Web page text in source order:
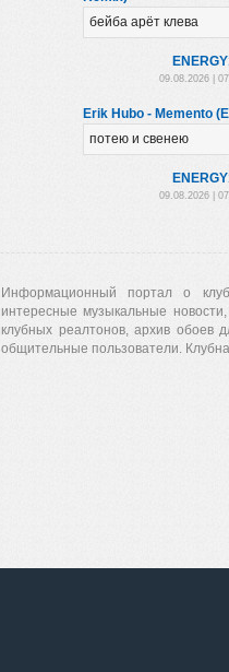
бейба арёт клева
09.08.2026 |
Erik Hubo - Memento
потею и свенею
09.08.2026 |
Информационный портал о
интересные музыкальные
клубных реалтонов, архив обоев
общительные пользователи.